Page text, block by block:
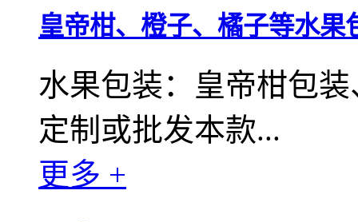
皇帝柑、橙子、橘子等水果
水果包装：皇帝柑包
定制或批发本款...
更多 +